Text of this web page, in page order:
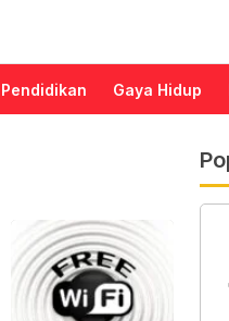
Pendidikan Gaya Hidup